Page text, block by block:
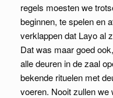
regels moesten we
beginnen, te spelen en
verklappen dat Layo al
Dat was maar goed
alle deuren in de zaal
bekende rituelen met
voeren. Nooit zullen